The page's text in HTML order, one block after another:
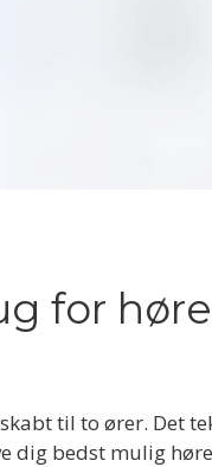
for
til to ører. Det
dig bedst mulig